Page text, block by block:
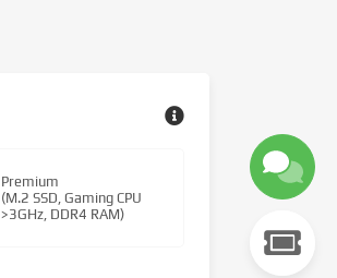
Premium
(M.2 SSD, Gaming CPU
>3GHz, DDR4 RAM)